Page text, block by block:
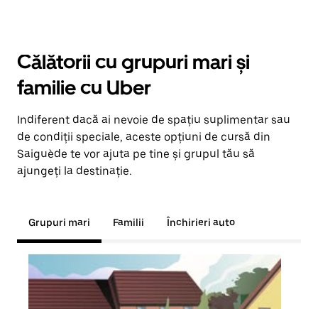
Călătorii cu grupuri mari și
familie cu Uber
Indiferent dacă ai nevoie de spațiu suplimentar sau
de condiții speciale, aceste opțiuni de cursă din
Saiguède te vor ajuta pe tine și grupul tău să
ajungeți la destinație.
Grupuri mari Familii Închirieri auto